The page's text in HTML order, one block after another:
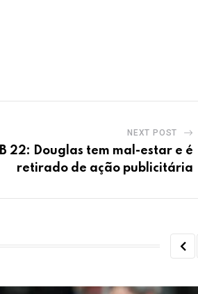
NEXT POST
22: Douglas tem mal-estar e é
retirado de ação publicitária